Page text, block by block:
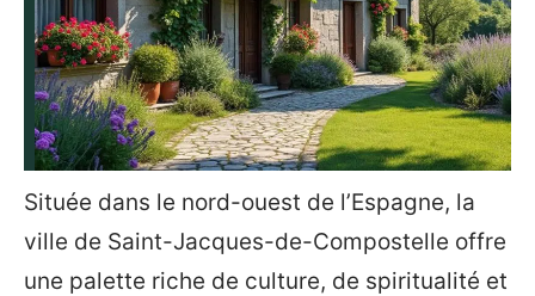
Située dans le nord-ouest de l’Espagne, la
ville de Saint-Jacques-de-Compostelle offre
une palette riche de culture, de spiritualité et